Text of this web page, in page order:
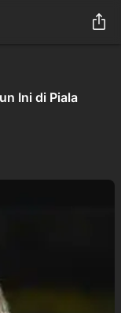
Ini di Piala